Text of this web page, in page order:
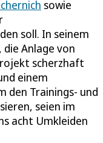
sowie
soll. In seinem
Anlage von
scherzhaft
einem
den Trainings- und
seien im
acht Umkleiden